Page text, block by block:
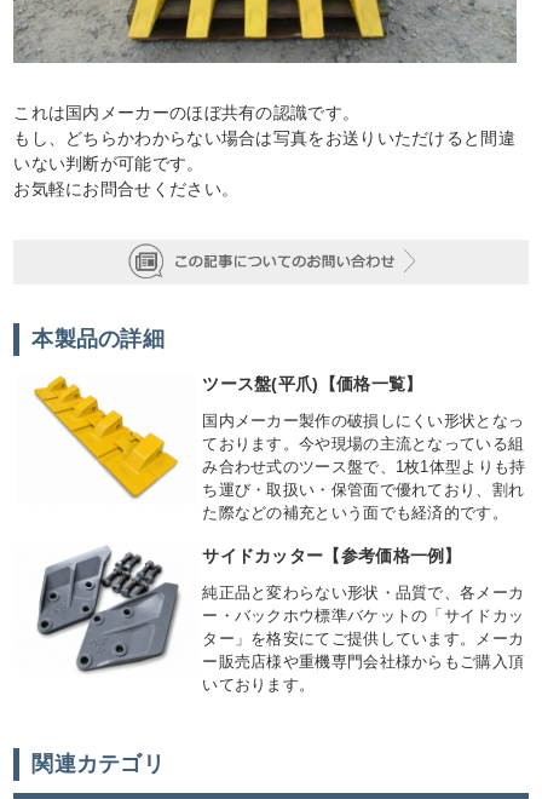
これは国内メーカーのほぼ共有の認識です。
もし、どちらかわからない場合は写真をお送りいただけると間違
いない判断が可能です。
お気軽にお問合せください。
本製品の詳細
ツース盤(平爪)【価格一覧】
国内メーカー製作の破損しにくい形状となっ
ております。今や現場の主流となっている組
み合わせ式のツース盤で、1枚1体型よりも持
ち運び・取扱い・保管面で優れており、割れ
た際などの補充という面でも経済的です。
サイドカッター【参考価格一例】
純正品と変わらない形状・品質で、各メーカ
ー・バックホウ標準バケットの「サイドカッ
ター」を格安にてご提供しています。メーカ
ー販売店様や重機専門会社様からもご購入頂
いております。
関連カテゴリ